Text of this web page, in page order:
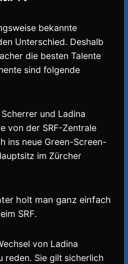
bekannte
Unterschied. Deshalb
die besten Talente
sind folgende
und Ladina
von der SRF-Zentrale
ins neue Green-Screen-
im Zürcher
holt man ganz einfach
SRF.
von Ladina
reden. Sie gilt sicherlich